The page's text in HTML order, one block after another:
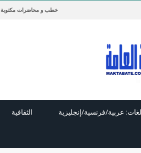
خطب و محاضرات مكتوبة
عربية/فرنسية/إنجليزية الثقافية